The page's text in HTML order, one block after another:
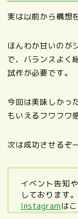
実は以前から構想
ほんわか甘いのが
で、バランスよく
試作が必要です。
今回は美味しかっ
もいえるフワフワ
次は成功させるぞ
イベント告知
しております
Instagramは